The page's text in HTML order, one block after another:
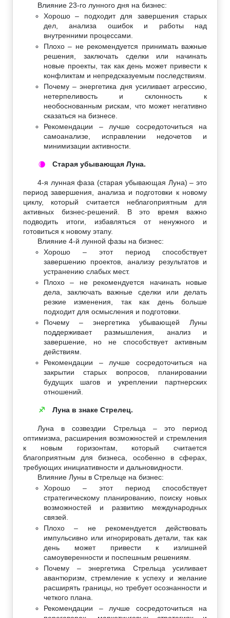
Влияние 23-го лунного дня на бизнес:
Хорошо – подходит для завершения старых
дел, анализа ошибок и работы над
внутренними процессами.
Плохо – не рекомендуется принимать важные
решения, заключать сделки или начинать
новые проекты, так как день может привести к
конфликтам и непредсказуемым последствиям.
Почему – энергетика дня усиливает агрессию,
нетерпеливость и склонность к
необоснованным рискам, что может негативно
сказаться на бизнесе.
Рекомендации – лучше сосредоточиться на
самоанализе, исправлении недочетов и
минимизации активности.
🌘 Старая убывающая Луна.
4-я лунная фаза (старая убывающая Луна) – это
период завершения, анализа и подготовки к новому
циклу, который считается неблагоприятным для
активных бизнес-решений. В это время важно
подводить итоги, избавляться от ненужного и
готовиться к новому этапу.
Влияние 4-й лунной фазы на бизнес:
Хорошо – этот период способствует
завершению проектов, анализу результатов и
устранению слабых мест.
Плохо – не рекомендуется начинать новые
дела, заключать важные сделки или делать
резкие изменения, так как день больше
подходит для осмысления и подготовки.
Почему – энергетика убывающей Луны
поддерживает размышления, анализ и
завершение, но не способствует активным
действиям.
Рекомендации – лучше сосредоточиться на
закрытии старых вопросов, планировании
будущих шагов и укреплении партнерских
отношений.
♐ Луна в знаке Стрелец.
Луна в созвездии Стрельца – это период
оптимизма, расширения возможностей и стремления
к новым горизонтам, который считается
благоприятным для бизнеса, особенно в сферах,
требующих инициативности и дальновидности.
Влияние Луны в Стрельце на бизнес:
Хорошо – этот период способствует
стратегическому планированию, поиску новых
возможностей и развитию международных
связей.
Плохо – не рекомендуется действовать
импульсивно или игнорировать детали, так как
день может привести к излишней
самоуверенности и поспешным решениям.
Почему – энергетика Стрельца усиливает
авантюризм, стремление к успеху и желание
расширять границы, но требует осознанности и
четкого плана.
Рекомендации – лучше сосредоточиться на